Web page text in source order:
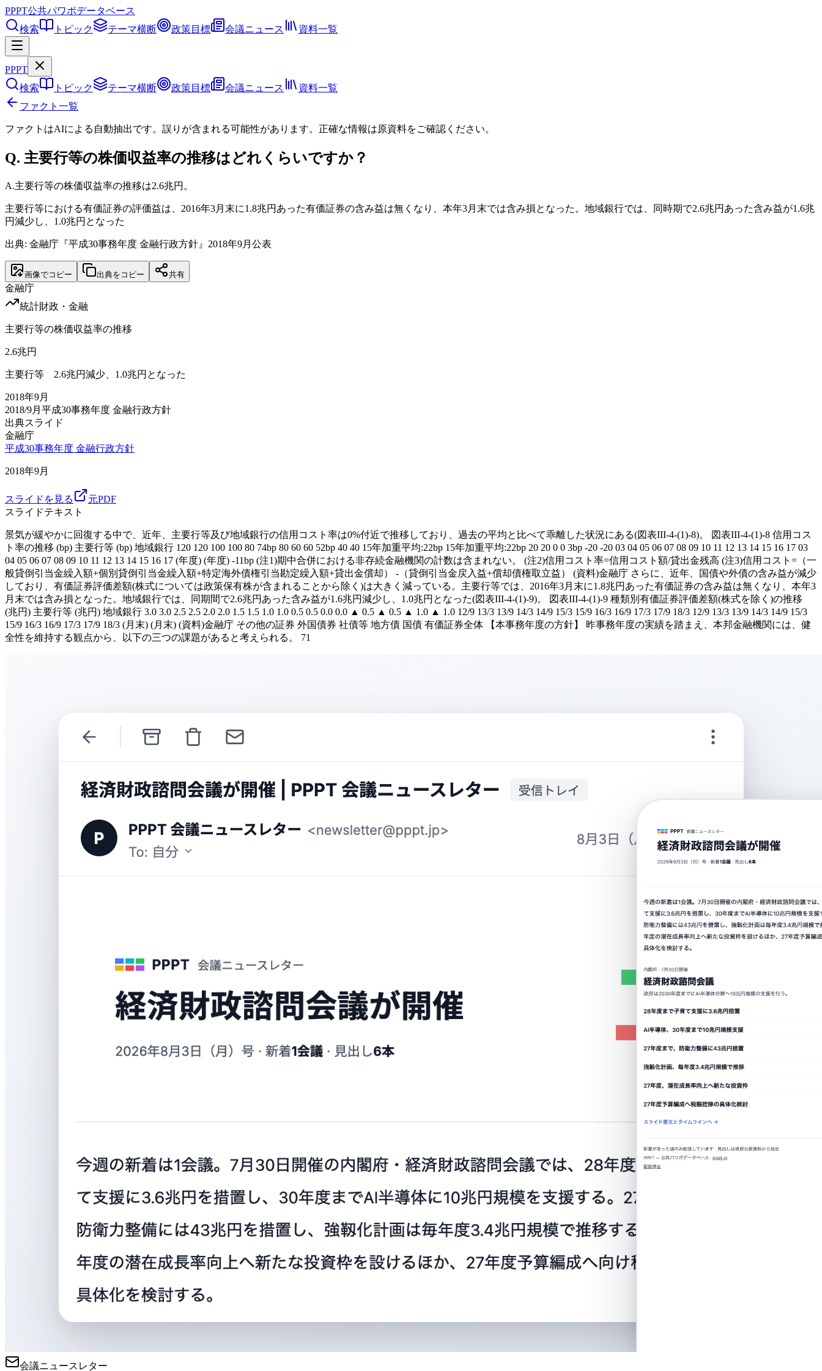
PPPT公共パワポデータベース
検索
トピック テーマ横断 政策目標 会議ニュース 資料一覧
PPPT
検索
トピック テーマ横断 政策目標 会議ニュース
資料一覧
ファクト一覧
ファクトはAIによる自動抽出です。誤りが含まれる可能性があります。正確な情報は原資料をご確認ください。
Q. 主要行等の株価収益率の推移はどれくらいですか？
A.主要行等の株価収益率の推移は2.6兆円。
主要行等における有価証券の評価益は、2016年3月末に1.8兆円あった有価証券の含み益は無くなり、本年3月末では含み損となった。地域銀行では、同時期で2.6兆円あった含み益が1.6兆
円減少し、1.0兆円となった
出典: 金融庁『平成30事務年度 金融行政方針』2018年9月公表
画像でコピー 出典をコピー 共有
金融庁
統計財政・金融
主要行等の株価収益率の推移
2.6兆円
主要行等 2.6兆円減少、1.0兆円となった
2018年9月
2018/9月 平成30事務年度 金融行政方針
出典スライド
金融庁
平成30事務年度 金融行政方針
2018年9月
スライドを見る
元PDF
スライドテキスト
景気が緩やかに回復する中で、近年、主要行等及び地域銀行の信用コスト率は0%付近で推移しており、過去の平均と比べて乖離した状況にある(図表III-4-(1)-8)。 図表III-4-(1)-8 信用コス
ト率の推移 (bp) 主要行等 (bp) 地域銀行 120 120 100 100 80 74bp 80 60 60 52bp 40 40 15年加重平均:22bp 15年加重平均:22bp 20 20 0 0 3bp -20 -20 03 04 05 06 07 08 09 10 11 12 13 14 15 16 17 03
04 05 06 07 08 09 10 11 12 13 14 15 16 17 (年度) (年度) -11bp (注1)期中合併における非存続金融機関の計数は含まれない。 (注2)信用コスト率=信用コスト額/貸出金残高 (注3)信用コスト=（一
般貸倒引当金繰入額+個別貸倒引当金繰入額+特定海外債権引当勘定繰入額+貸出金償却） -（貸倒引当金戻入益+償却債権取立益） (資料)金融庁 さらに、近年、国債や外債の含み益が減少
しており、有価証券評価差額(株式については政策保有株が含まれることから除く)は大きく減っている。主要行等では、2016年3月末に1.8兆円あった有価証券の含み益は無くなり、本年3
月末では含み損となった。地域銀行では、同期間で2.6兆円あった含み益が1.6兆円減少し、1.0兆円となった(図表III-4-(1)-9)。 図表III-4-(1)-9 種類別有価証券評価差額(株式を除く)の推移
(兆円) 主要行等 (兆円) 地域銀行 3.0 3.0 2.5 2.5 2.0 2.0 1.5 1.5 1.0 1.0 0.5 0.5 0.0 0.0 ▲ 0.5 ▲ 0.5 ▲ 1.0 ▲ 1.0 12/9 13/3 13/9 14/3 14/9 15/3 15/9 16/3 16/9 17/3 17/9 18/3 12/9 13/3 13/9 14/3 14/9 15/3
15/9 16/3 16/9 17/3 17/9 18/3 (月末) (月末) (資料)金融庁 その他の証券 外国債券 社債等 地方債 国債 有価証券全体 【本事務年度の方針】 昨事務年度の実績を踏まえ、本邦金融機関には、健
全性を維持する観点から、以下の三つの課題があると考えられる。 71
会議ニュースレター